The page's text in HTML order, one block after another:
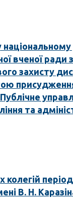
вченої
захисту
та
колегій
В. Н.